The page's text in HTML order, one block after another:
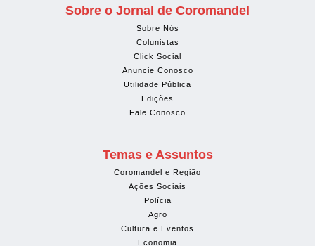
Sobre o Jornal de Coromandel
Sobre Nós
Colunistas
Click Social
Anuncie Conosco
Utilidade Pública
Edições
Fale Conosco
Temas e Assuntos
Coromandel e Região
Ações Sociais
Polícia
Agro
Cultura e Eventos
Economia